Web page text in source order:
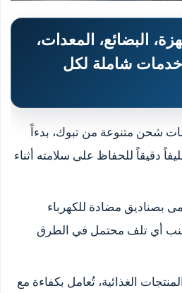
البضائع، المعدات،
شاملة لكل
شحن متنوعة من تبوك، بدءاً
دقيقاً للحفاظ على سلامته أثناء
بصناديق مضادة للكهرباء
أي تلف محتمل في الطرق
الغذائية، تُعامل بكفاءة مع